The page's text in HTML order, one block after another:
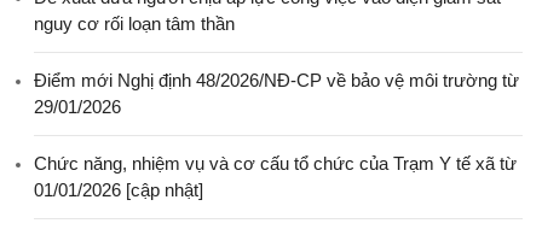
nguy cơ rối loạn tâm thần
Điểm mới Nghị định 48/2026/NĐ-CP về bảo vệ môi trường từ
29/01/2026
Chức năng, nhiệm vụ và cơ cấu tổ chức của Trạm Y tế xã từ
01/01/2026 [cập nhật]